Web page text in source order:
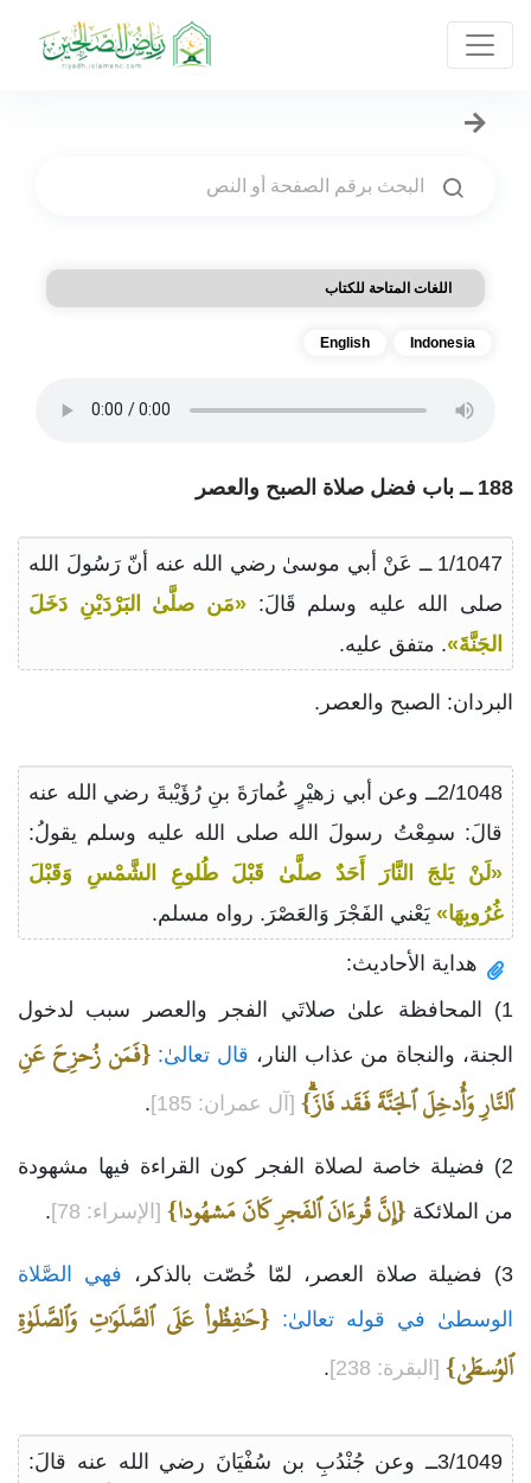
اللغات المتاحة للكتاب
Indonesia
English
188 ــ باب فضل صلاة الصبح والعصر
1/1047 ــ عَنْ أبي موسىٰ رضي الله عنه أنّ رَسُولَ الله
صلى الله عليه وسلم قَالَ:«مَن صلَّىٰ البَرْدَيْنِ دَخَلَ
الجَنَّةَ». متفق عليه.
البردان: الصبح والعصر.
2/1048ــ وعن أبي زهيْرٍ عُمارَةَ بنِ رُؤَيْبةَ رضي الله عنه
قالَ: سمِعْتُ رسولَ الله صلى الله عليه وسلم يقولُ:
«لَنْ يَلجَ النَّارَ أَحَدٌ صلَّىٰ قَبْلَ طُلوعِ الشَّمْسِ وَقَبْلَ
غُرُوبِهَا» يَعْني الفَجْرَ وَالعَصْرَ. رواه مسلم.
هداية الأحاديث:
1) المحافظة علىٰ صلاتَي الفجر والعصر سبب لدخول
الجنة، والنجاة من عذاب النار، قال تعالىٰ: {فَمَن زُحزِحَ عَنِ
ٱلنَّارِ وَأُدخِلَ ٱلجَنَّةَ فَقَد فَازَۗ} [آل عمران: 185] .
2) فضيلة خاصة لصلاة الفجر كون القراءة فيها مشهودة
من الملائكة {إِنَّ قُرءَانَ ٱلفَجرِ كَانَ مَشهُودا} [الإسراء: 78] .
3) فضيلة صلاة العصر، لمّا خُصّت بالذكر،
فهي الصَّلاة
الوسطىٰ في قوله تعالىٰ: {حَٰفِظُواْ عَلَى ٱلصَّلَوَٰتِ وَٱلصَّلَوٰةِ
ٱلوُسطَىٰ} [البقرة: 238] .
3/1049ــ وعن جُنْدُبِ بن سُفْيَانَ رضي الله عنه قالَ: